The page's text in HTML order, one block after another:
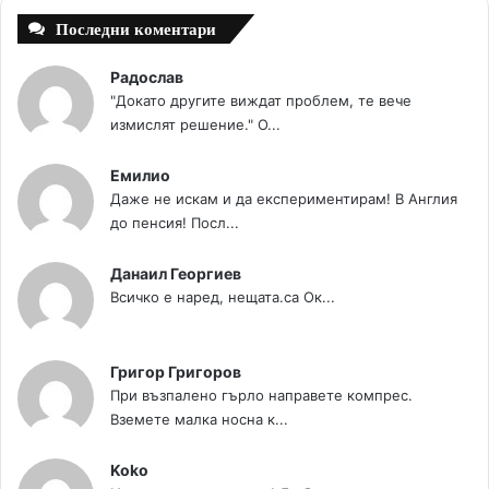
Последни коментари
Радослав
"Докато другите виждат проблем, те вече
измислят решение." О...
Емилио
Даже не искам и да експериментирам! В Англия
до пенсия! Посл...
Данаил Георгиев
Всичко е наред, нещата.са Ок...
Григор Григоров
При възпалено гърло направете компрес.
Вземете малка носна к...
Koko